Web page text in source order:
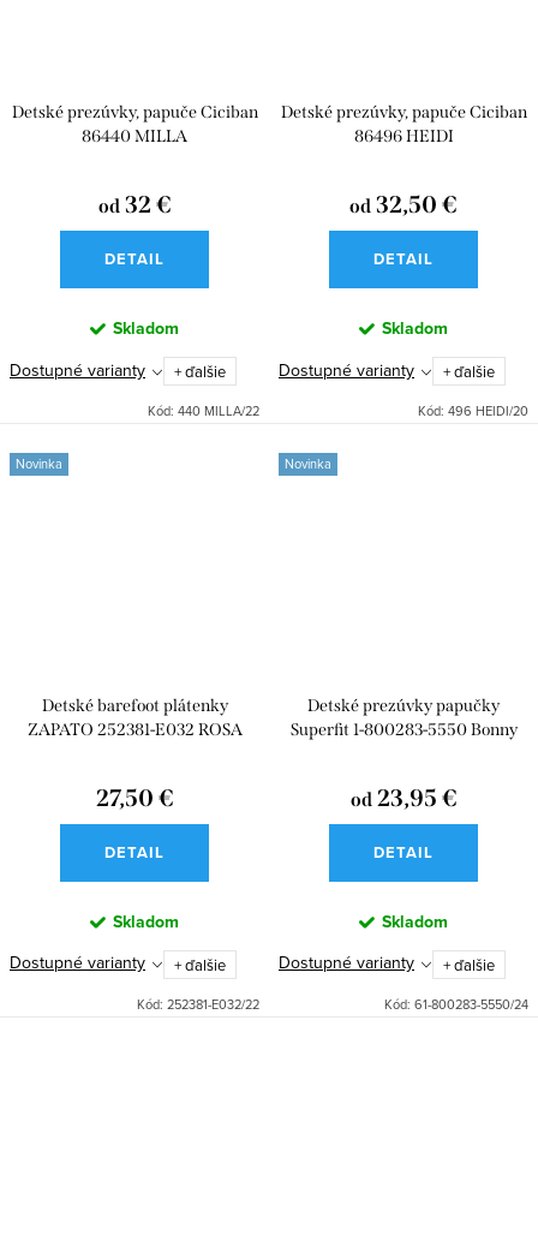
Detské prezúvky, papuče Ciciban
86440 MILLA
od32 €
DETAIL
Skladom
Dostupné varianty
+ ďalšie
Kód: 440 MILLA/22
Detské prezúvky, papuče Ciciban
86496 HEIDI
od 32,50 €
DETAIL
Skladom
Dostupné varianty
+ ďalšie
Kód: 496 HEIDI/20
Novinka
Detské barefoot plátenky
ZAPATO 252381-E032 ROSA
27,50 €
DETAIL
Skladom
Dostupné varianty
+ ďalšie
Kód: 252381-E032/22
Novinka
Detské prezúvky papučky
Superfit 1-800283-5550 Bonny
od 23,95 €
DETAIL
Skladom
Dostupné varianty
+ ďalšie
Kód: 61-800283-5550/24